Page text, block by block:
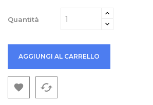
Quantità
AGGIUNGI AL CARRELLO
 cached